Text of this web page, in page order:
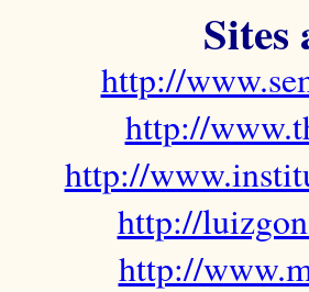
Sites
http://
http://
http://
http://
http://